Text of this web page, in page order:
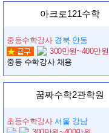
아크로121수학
중등수학강사 경북 안동
300만원~400만원
중등 수학강사 채용
꿈짜수학2관학원
초등수학강사 서울 강남